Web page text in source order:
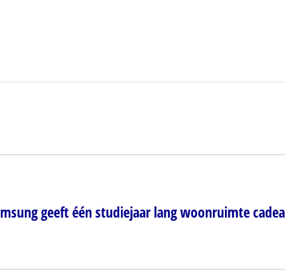
geeft één studiejaar lang woonruimte